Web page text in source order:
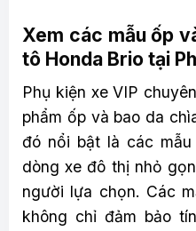
Xem các mẫu ốp
tô Honda Brio tại
Phụ kiện xe VIP
phẩm ốp và bao da
đó nổi bật là các
dòng xe đô thị nhỏ
người lựa chọn. Các
không chỉ đảm bảo